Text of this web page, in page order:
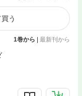
う
1巻から | 最新刊から